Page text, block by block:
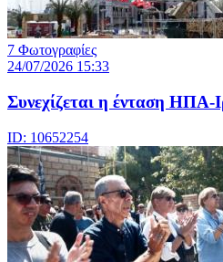
7 Φωτογραφίες
24/07/2026 15:33
Συνεχίζεται η ένταση ΗΠΑ-
ID: 10652254